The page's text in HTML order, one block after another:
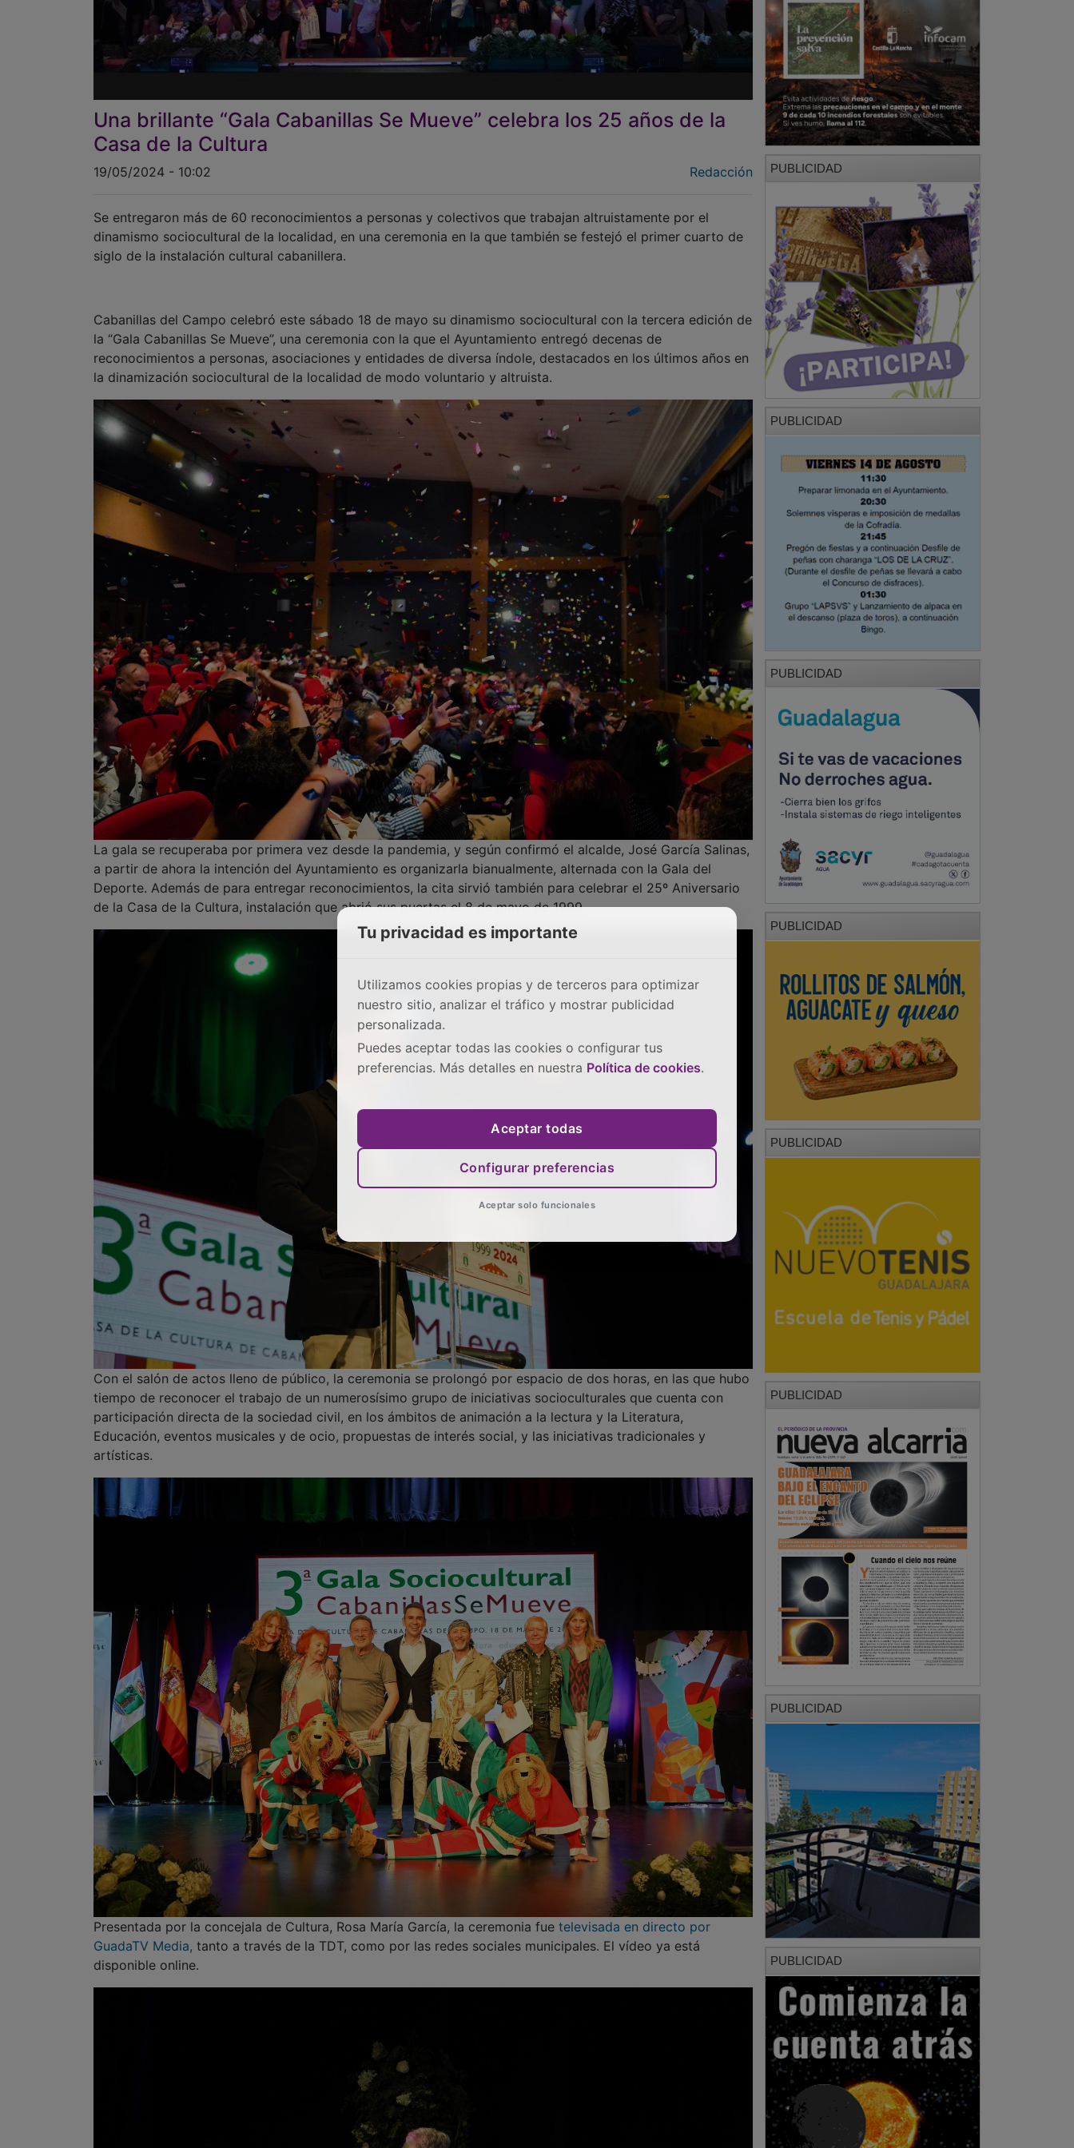
Una brillante “Gala Cabanillas Se Mueve” celebra los 25 años de la
19/05/2024 - 10:02 Redacción
Se entregaron más de 60 reconocimientos a personas y colectivos que trabajan altruistamente por el
dinamismo sociocultural de la localidad, en una ceremonia en la que también se festejó el primer cuarto de
Cabanillas del Campo celebró este sábado 18 de mayo su dinamismo sociocultural con la tercera edición de
la dinamización sociocultural de la localidad de modo voluntario y altruista.
La gala se recuperaba por primera vez desde la pandemia, y según confirmó el alcalde, José García Salinas,
a partir de ahora la intención del Ayuntamiento es organizarla bianualmente, alternada con la Gala del
Deporte. Además de para entregar reconocimientos, la cita sirvió también para celebrar el 25º Aniversario
de la Casa de la Cultura, instalación que abrió sus puertas el 8 de mayo de 1999.
Con el salón de actos lleno de público, la ceremonia se prolongó por espacio de dos horas, en las que hubo
tiempo de reconocer el trabajo de un numerosísimo grupo de iniciativas socioculturales que cuenta con
participación directa de la sociedad civil, en los ámbitos de animación a la lectura y la Literatura,
Educación, eventos musicales y de ocio, propuestas de interés social, y las iniciativas tradicionales y
artísticas.
Presentada por la concejala de Cultura, Rosa María García, la ceremonia fue
televisada en directo por
GuadaTV Media,tanto a través de la TDT, como por las redes sociales municipales. El vídeo ya está
disponible online.
PUBLICIDAD
PUBLICIDAD
PUBLICIDAD
PUBLICIDAD
PUBLICIDAD
PUBLICIDAD
PUBLICIDAD
Tu privacidad es importante
Utilizamos cookies propias y de terceros para optimizar
nuestro sitio, analizar el tráfico y mostrar publicidad
personalizada.
Puedes aceptar todas las cookies o configurar tus
preferencias. Más detalles en nuestra Política de cookies.
Aceptar todas
Configurar preferencias
Aceptar solo funcionales